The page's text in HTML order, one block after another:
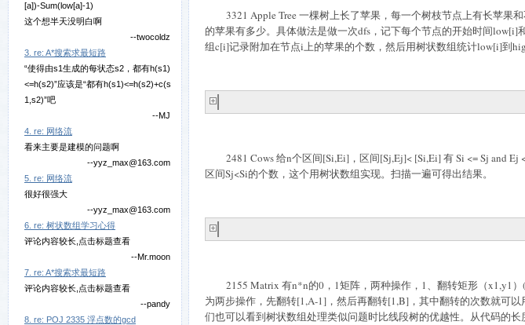
[a])-Sum(low[a]-1)
这个想半天没明白啊
--twocoldz
3. re: A*搜索求最短路
“使得由s1生成的每状态s2，都有h(s1)
<=h(s2)”应该是“都有h(s1)<=h(s2)+c(s
1,s2)”吧
--MJ
4. re: 网络流
看来主要是建模的问题啊
--yyz_max@163.com
5. re: 网络流
很好很强大
--yyz_max@163.com
6. re: 树状数组学习心得
评论内容较长,点击标题查看
--Mr.moon
7. re: A*搜索求最短路
评论内容较长,点击标题查看
--pandy
8. re: POJ 2335 浮点数的gcd
3321 Apple Tree 一棵树上长了苹果，每一个树枝节点上有长苹果
的苹果有多少。具体做法是做一次dfs ，记下每个节点的开始时间low[i]
组c[i]记录附加在节点i上的苹果的个数，然后用树状数组统计low[i]到
2481 Cows给n个区间[Si,Ei] ，区间[Sj,Ej]< [Si,Ei]有Si <= Sj and Ej
区间Sj<Si的个数，这个用树状数组实现。扫描一遍可得出结果。
2155 Matrix 有n*n的0 ， 1矩阵，两种操作， 1、翻转矩形（x1,y1 ）
为两步操作，先翻转[1,A-1] ，然后再翻转[1,B] ，其中翻转的次数就可
们也可以看到树状数组处理类似问题时比线段树的优越性。从代码的长